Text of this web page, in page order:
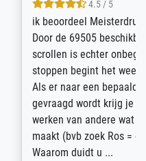
zeer positief.
kunstenaars
werk (na
van voor af aan).
kunstenaar
een aantal
het onoverzichtelijk
Rops, Rose etc).